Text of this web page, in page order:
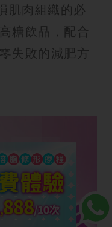
肌肉組織的必
糖飲品，配合
失敗的減肥方